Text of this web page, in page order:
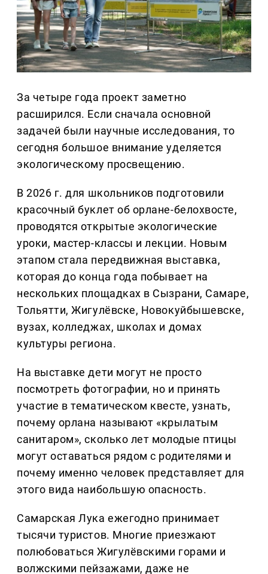
За четыре года проект заметно
расширился. Если сначала основной
задачей были научные исследования, то
сегодня большое внимание уделяется
экологическому просвещению.
В 2026 г. для школьников подготовили
красочный буклет об орлане-белохвосте,
проводятся открытые экологические
уроки, мастер-классы и лекции. Новым
этапом стала передвижная выставка,
которая до конца года побывает на
нескольких площадках в Сызрани, Самаре,
Тольятти, Жигулёвске, Новокуйбышевске,
вузах, колледжах, школах и домах
культуры региона.
На выставке дети могут не просто
посмотреть фотографии, но и принять
участие в тематическом квесте, узнать,
почему орлана называют «крылатым
санитаром», сколько лет молодые птицы
могут оставаться рядом с родителями и
почему именно человек представляет для
этого вида наибольшую опасность.
Самарская Лука ежегодно принимает
тысячи туристов. Многие приезжают
полюбоваться Жигулёвскими горами и
волжскими пейзажами, даже не